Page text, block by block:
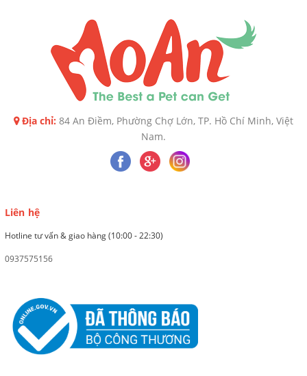
Địa chỉ: 84 An Điềm, Phường Chợ Lớn, TP. Hồ Chí Minh, Việt
Nam.
Liên hệ
Hotline tư vấn & giao hàng (10:00 - 22:30)
0937575156